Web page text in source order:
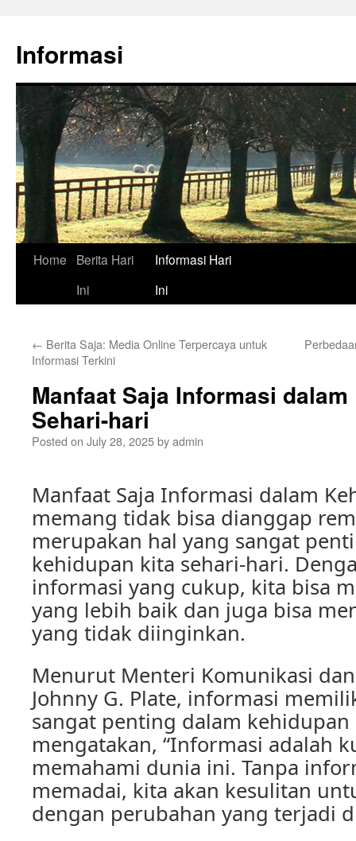
content
Informasi
Home
Berita Hari
Ini
Informasi Hari
Ini
← Berita Saja: Media Online Terpercaya untuk
Informasi Terkini
Manfaat Saja Informasi
Sehari-hari
Posted on July 28, 2025byadmin
Manfaat Saja Informasi dalam
memang tidak bisa dianggap
merupakan hal yang sangat
kehidupan kita sehari-hari.
informasi yang cukup, kita bisa
yang lebih baik dan juga bisa
yang tidak diinginkan.
Menurut Menteri Komunikasi
Johnny G. Plate, informasi
sangat penting dalam
mengatakan, “Informasi adalah
memahami dunia ini. Tanpa
memadai, kita akan kesulitan
dengan perubahan yang terjadi